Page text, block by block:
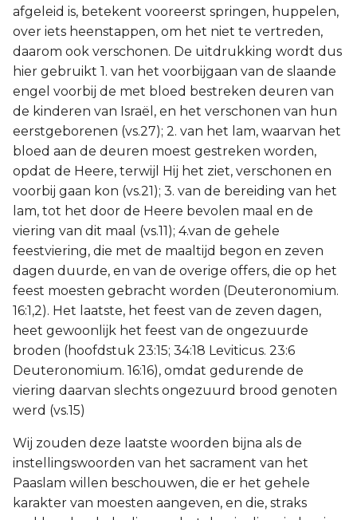
afgeleid is, betekent vooreerst springen, huppelen,
over iets heenstappen, om het niet te vertreden,
daarom ook verschonen. De uitdrukking wordt dus
hier gebruikt 1. van het voorbijgaan van de slaande
engel voorbij de met bloed bestreken deuren van
de kinderen van Israël, en het verschonen van hun
eerstgeborenen (vs.27); 2. van het lam, waarvan het
bloed aan de deuren moest gestreken worden,
opdat de Heere, terwijl Hij het ziet, verschonen en
voorbij gaan kon (vs.21); 3. van de bereiding van het
lam, tot het door de Heere bevolen maal en de
viering van dit maal (vs.11); 4.van de gehele
feestviering, die met de maaltijd begon en zeven
dagen duurde, en van de overige offers, die op het
feest moesten gebracht worden (Deuteronomium.
16:1,2). Het laatste, het feest van de zeven dagen,
heet gewoonlijk het feest van de ongezuurde
broden (hoofdstuk 23:15; 34:18 Leviticus. 23:6
Deuteronomium. 16:16), omdat gedurende de
viering daarvan slechts ongezuurd brood genoten
werd (vs.15)
Wij zouden deze laatste woorden bijna als de
instellingswoorden van het sacrament van het
Paaslam willen beschouwen, die er het gehele
karakter van moesten aangeven, en die, straks